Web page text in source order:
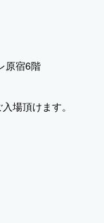
原宿6階
場頂けます。